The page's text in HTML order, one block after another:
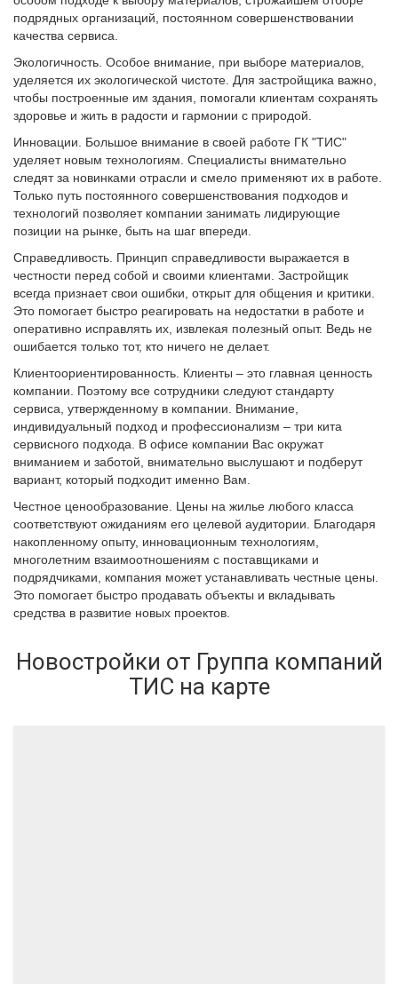
подрядных организаций, постоянном совершенствовании
качества сервиса.
Экологичность. Особое внимание, при выборе материалов,
уделяется их экологической чистоте. Для застройщика важно,
чтобы построенные им здания, помогали клиентам сохранять
здоровье и жить в радости и гармонии с природой.
Инновации. Большое внимание в своей работе ГК "ТИС"
уделяет новым технологиям. Специалисты внимательно
следят за новинками отрасли и смело применяют их в работе.
Только путь постоянного совершенствования подходов и
технологий позволяет компании занимать лидирующие
позиции на рынке, быть на шаг впереди.
Справедливость. Принцип справедливости выражается в
честности перед собой и своими клиентами. Застройщик
всегда признает свои ошибки, открыт для общения и критики.
Это помогает быстро реагировать на недостатки в работе и
оперативно исправлять их, извлекая полезный опыт. Ведь не
ошибается только тот, кто ничего не делает.
Клиентоориентированность. Клиенты – это главная ценность
компании. Поэтому все сотрудники следуют стандарту
сервиса, утвержденному в компании. Внимание,
индивидуальный подход и профессионализм – три кита
сервисного подхода. В офисе компании Вас окружат
вниманием и заботой, внимательно выслушают и подберут
вариант, который подходит именно Вам.
Честное ценообразование. Цены на жилье любого класса
соответствуют ожиданиям его целевой аудитории. Благодаря
накопленному опыту, инновационным технологиям,
многолетним взаимоотношениям с поставщиками и
подрядчиками, компания может устанавливать честные цены.
Это помогает быстро продавать объекты и вкладывать
средства в развитие новых проектов.
Новостройки от Группа компаний
ТИС на карте